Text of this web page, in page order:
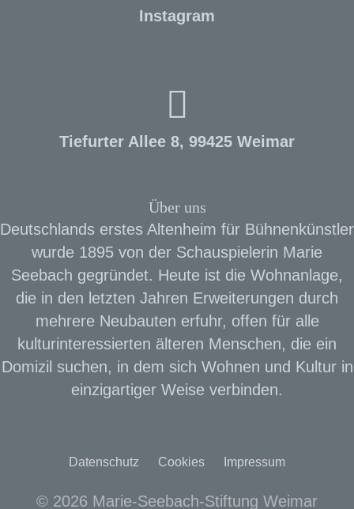
Instagram
Tiefurter Allee 8, 99425 Weimar
Über uns
Deutschlands erstes Altenheim für Bühnenkünstler
wurde 1895 von der Schauspielerin Marie
Seebach gegründet. Heute ist die Wohnanlage,
die in den letzten Jahren Erweiterungen durch
mehrere Neubauten erfuhr, offen für alle
kulturinteressierten älteren Menschen, die ein
Domizil suchen, in dem sich Wohnen und Kultur in
einzigartiger Weise verbinden.
Datenschutz Cookies Impressum
© 2026 Marie-Seebach-Stiftung Weimar